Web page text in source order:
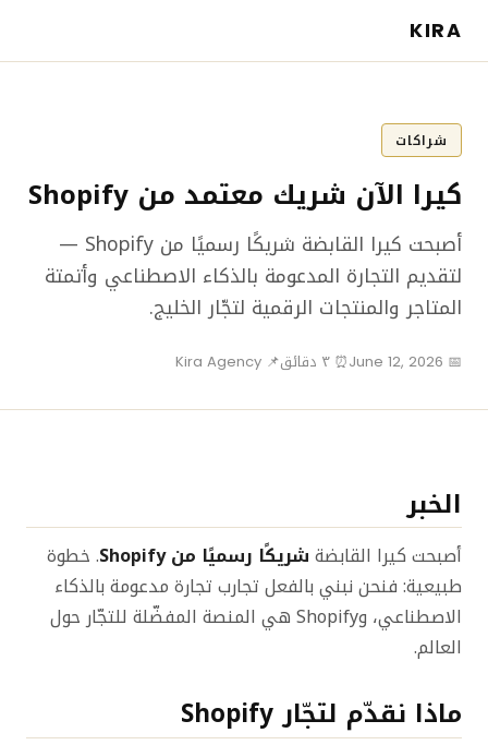
KIRA
شراكات
كيرا الآن شريك معتمد من Shopify
أصبحت كيرا القابضة شريكًا رسميًا من Shopify —
لتقديم التجارة المدعومة بالذكاء الاصطناعي وأتمتة
المتاجر والمنتجات الرقمية لتجّار الخليج.
📅 June 12, 2026 ⏰ ٣ دقائق 📌 Kira Agency
الخبر
أصبحت كيرا القابضةشريكًا رسميًا من Shopify
. خطوة
طبيعية: فنحن نبني بالفعل تجارب تجارة مدعومة بالذكاء
الاصطناعي، وShopify هي المنصة المفضّلة للتجّار حول
العالم.
ماذا نقدّم لتجّار Shopify